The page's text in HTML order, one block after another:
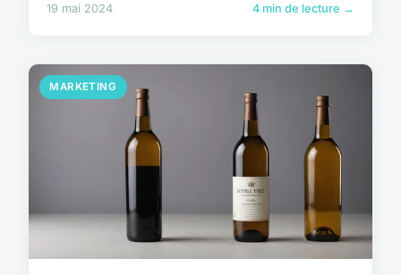
19 mai 2024 4 min de lecture →
MARKETING